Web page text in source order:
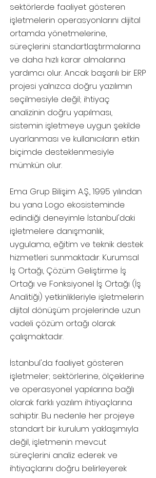
sektörlerde faaliyet gösteren
işletmelerin operasyonlarını dijital
ortamda yönetmelerine,
süreçlerini standartlaştırmalarına
ve daha hızlı karar almalarına
yardımcı olur. Ancak başarılı bir ERP
projesi yalnızca doğru yazılımın
seçilmesiyle değil; ihtiyaç
analizinin doğru yapılması,
sistemin işletmeye uygun şekilde
uyarlanması ve kullanıcıların etkin
biçimde desteklenmesiyle
mümkün olur.
Ema Grup Bilişim A.Ş., 1995 yılından
bu yana Logo ekosisteminde
edindiği deneyimle İstanbul'daki
işletmelere danışmanlık,
uygulama, eğitim ve teknik destek
hizmetleri sunmaktadır. Kurumsal
İş Ortağı, Çözüm Geliştirme İş
Ortağı ve Fonksiyonel İş Ortağı (İş
Analitiği) yetkinlikleriyle işletmelerin
dijital dönüşüm projelerinde uzun
vadeli çözüm ortağı olarak
çalışmaktadır.
İstanbul'da faaliyet gösteren
işletmeler; sektörlerine, ölçeklerine
ve operasyonel yapılarına bağlı
olarak farklı yazılım ihtiyaçlarına
sahiptir. Bu nedenle her projeye
standart bir kurulum yaklaşımıyla
değil, işletmenin mevcut
süreçlerini analiz ederek ve
ihtiyaçlarını doğru belirleyerek